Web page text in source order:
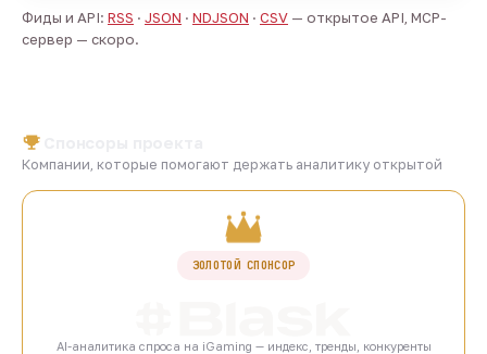
Фиды и API: RSS · JSON · NDJSON · CSV — открытое API, MCP-
сервер — скоро.
Компании, которые помогают держать аналитику открытой
ЗОЛОТОЙ СПОНСОР
AI-аналитика спроса на iGaming — индекс, тренды, конкуренты